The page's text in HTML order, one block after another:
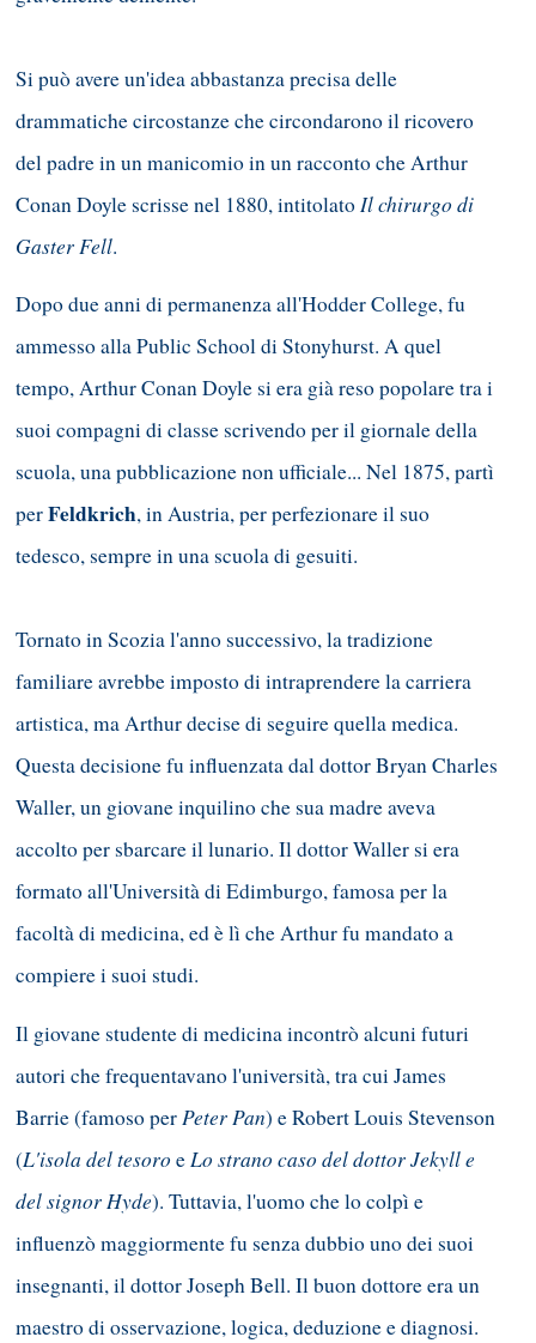
Si può avere un'idea abbastanza precisa delle
drammatiche circostanze che circondarono il ricovero
del padre in un manicomio in un racconto che Arthur
Conan Doyle scrisse nel 1880, intitolato Il chirurgo di
Gaster Fell.
Dopo due anni di permanenza all'Hodder College, fu
ammesso alla Public School di Stonyhurst. A quel
tempo, Arthur Conan Doyle si era già reso popolare tra i
suoi compagni di classe scrivendo per il giornale della
scuola, una pubblicazione non ufficiale... Nel 1875, partì
perFeldkrich, in Austria, per perfezionare il suo
tedesco, sempre in una scuola di gesuiti.
Tornato in Scozia l'anno successivo, la tradizione
familiare avrebbe imposto di intraprendere la carriera
artistica, ma Arthur decise di seguire quella medica.
Questa decisione fu influenzata dal dottor Bryan Charles
Waller, un giovane inquilino che sua madre aveva
accolto per sbarcare il lunario. Il dottor Waller si era
formato all'Università di Edimburgo, famosa per la
facoltà di medicina, ed è lì che Arthur fu mandato a
compiere i suoi studi.
Il giovane studente di medicina incontrò alcuni futuri
autori che frequentavano l'università, tra cui James
Barrie (famoso perPeter Pan) e Robert Louis Stevenson
(L'isola del tesoro eLo strano caso del dottor Jekyll e
del signor Hyde). Tuttavia, l'uomo che lo colpì e
influenzò maggiormente fu senza dubbio uno dei suoi
insegnanti, il dottor Joseph Bell. Il buon dottore era un
maestro di osservazione, logica, deduzione e diagnosi.